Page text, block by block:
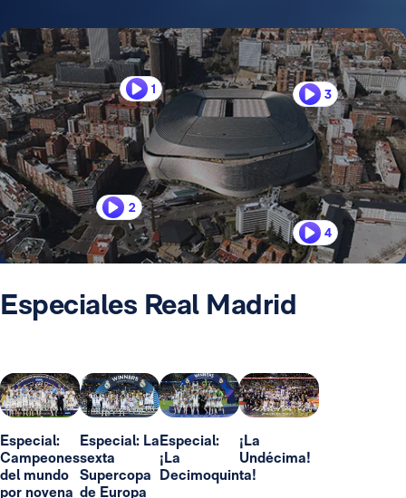
1
2
3
4
Especiales Real Madrid
Especial:
Campeones
del mundo
por novena
Especial: La
sexta
Supercopa
de Europa
Especial:
¡La
Decimoquinta!
¡La
Undécima!